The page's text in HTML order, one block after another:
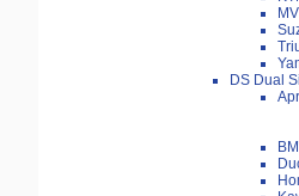
DS Dual